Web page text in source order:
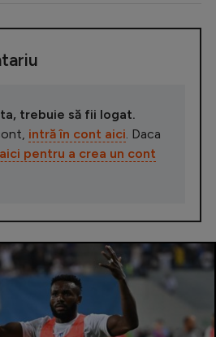
trebuie să fii logat.
intră în cont aici . Daca
pentru a crea un cont